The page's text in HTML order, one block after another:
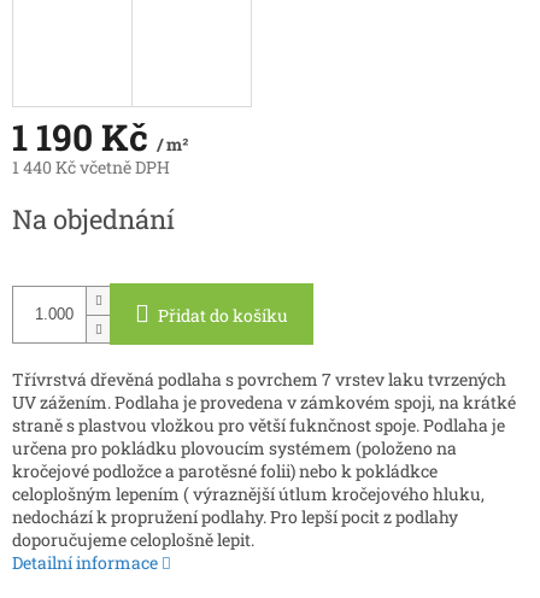
1 190 Kč / m²
1 440 Kč včetně DPH
cena:
Na objednání
Přidat do košíku
Třívrstvá dřevěná podlaha s povrchem 7 vrstev laku tvrzených
UV zážením. Podlaha je provedena v zámkovém spoji, na krátké
straně s plastvou vložkou pro větší fuknčnost spoje. Podlaha je
určena pro pokládku plovoucím systémem (položeno na
kročejové podložce a parotěsné folii) nebo k pokládkce
celoplošným lepením ( výraznější útlum kročejového hluku,
nedochází k propružení podlahy. Pro lepší pocit z podlahy
doporučujeme celoplošně lepit.
Detailní informace